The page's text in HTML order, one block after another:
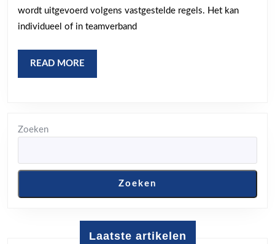
wordt uitgevoerd volgens vastgestelde regels. Het kan
individueel of in teamverband
READ MORE
MORE
Zoeken
Zoeken
Laatste artikelen